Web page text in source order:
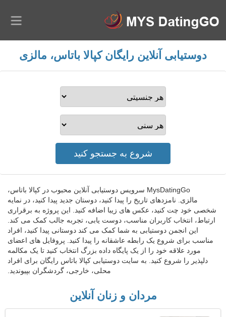
دوستیابی آنلاین رایگان کپالا باتاس، مالزی
MysDatingGo سرویس دوستیابی آنلاین محبوب در کپالا باتاس،
مالزی. نامزدهای تاریخ را پیدا کنید، دوستان جدید پیدا کنید، در نمایه
شخصی خود چت کنید، عکس های زیبا اضافه کنید. این پروژه به برقراری
ارتباط، انتخاب کاربران مناسب، دوست یابی، تجربه جالب کمک می کند.
این انجمن دوستیابی به شما کمک می کند دوستانی پیدا کنید، افراد
مناسب برای شروع یک رابطه عاشقانه را پیدا کنید. پروفایل های اعضای
مورد علاقه خود را از یک پایگاه داده بزرگ انتخاب کنید تا یک مکالمه
دلپذیر را شروع کنید. به سایت دوستیابی کپالا باتاس رایگان برای افراد
محلی، خارجی، گردشگران بپیوندید.
مردان و زنان آنلاین